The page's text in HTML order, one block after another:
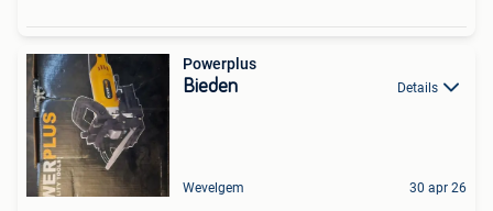
Powerplus
Bieden Details
Wevelgem 30 apr 26